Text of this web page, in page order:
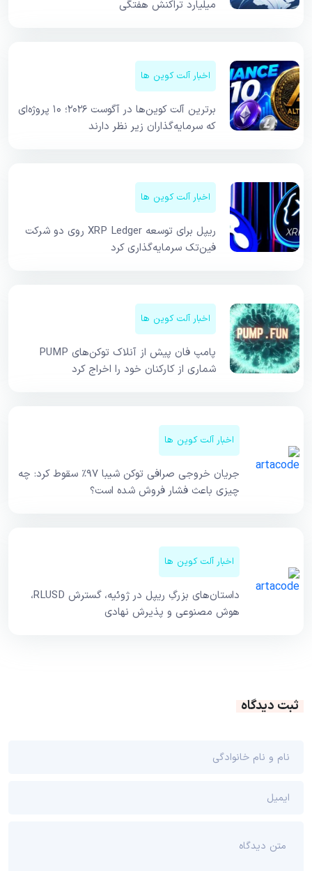
میلیارد تراکنش هفتگی
اخبار آلت کوین ها
برترین آلت کوین‌ها در آگوست ۲۰۲۶؛ ۱۰ پروژه‌ای
که سرمایه‌گذاران زیر نظر دارند
اخبار آلت کوین ها
ریپل برای توسعه XRP Ledger روی دو شرکت
فین‌تک سرمایه‌گذاری کرد
اخبار آلت کوین ها
پامپ فان پیش از آنلاک توکن‌های PUMP
شماری از کارکنان خود را اخراج کرد
اخبار آلت کوین ها
جریان خروجی صرافی توکن شیبا ۹۷٪ سقوط کرد: چه
چیزی باعث فشار فروش شده است؟
اخبار آلت کوین ها
داستان‌های بزرگِ ریپل در ژوئیه، گسترش RLUSD،
هوش مصنوعی و پذیرش نهادی
ثبت دیدگاه